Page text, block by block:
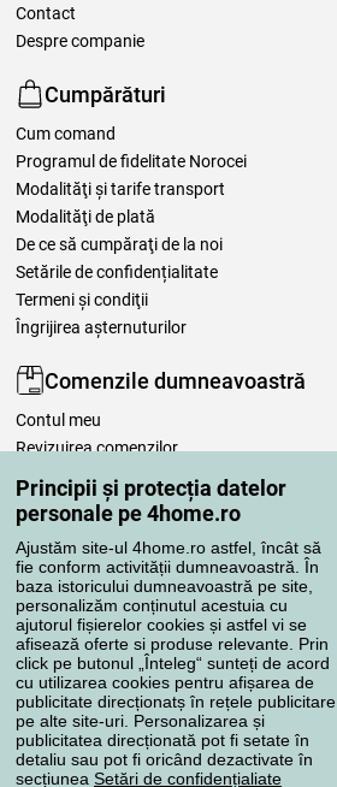
Principii și protecția datelor
personale pe 4home.ro
Ajustăm site-ul 4home.ro astfel, încât să
fie conform activității dumneavoastră. În
baza istoricului dumneavoastră pe site,
personalizăm conținutul acestuia cu
ajutorul fișierelor cookies și astfel vi se
afisează oferte si produse relevante. Prin
click pe butonul „Înteleg“ sunteți de acord
cu utilizarea cookies pentru afișarea de
publicitate direcționatș în rețele publicitare
pe alte site-uri. Personalizarea și
publicitatea direcționată pot fi setate în
detaliu sau pot fi oricând dezactivate în
secțiunea Setări de confidențialiate
Contact
Despre companie
Cumpărături
Cum comand
Programul de fidelitate Norocei
Modalităţi şi tarife transport
Modalităţi de plată
De ce să cumpăraţi de la noi
Setările de confidențialitate
Termeni şi condiţii
Îngrijirea așternuturilor
Comenzile dumneavoastră
Contul meu
Revizuirea comenzilor
Reclamaţii
Retragere de la contract
Regulile de procesare a recenziilor
Metode de transport
Metode de plată
Magazin de încredere